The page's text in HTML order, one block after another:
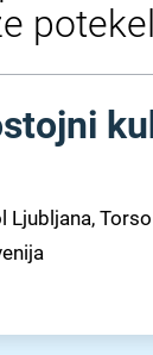
Ljubljana,